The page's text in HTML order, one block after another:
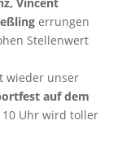
errungen
Stellenwert
wieder unser
auf dem
Uhr wird toller